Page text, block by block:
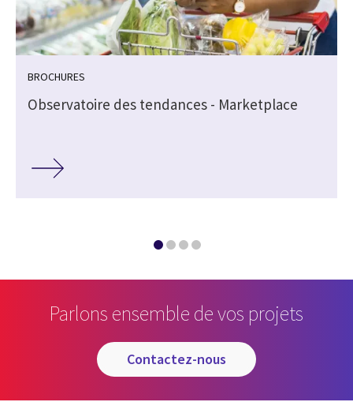
BROCHURES
Observatoire des tendances - Marketplace
Parlons ensemble de vos projets
contactez-nous